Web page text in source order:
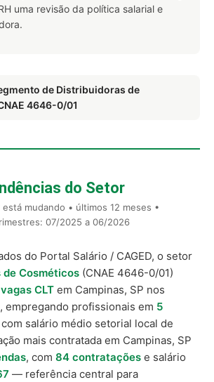
uma revisão da política salarial e
de Distribuidoras de
4646-0/01
do Setor
mudando • últimos 12 meses •
07/2025 a 06/2026
do Portal Salário / CAGED, o setor
Cosméticos (CNAE 4646-0/01)
CLT em Campinas, SP nos
empregando profissionais em 5
com salário médio setorial local de
mais contratada em Campinas, SP
, com 84 contratações e salário
— referência central para